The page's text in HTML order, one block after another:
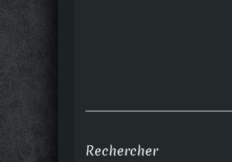
Rechercher